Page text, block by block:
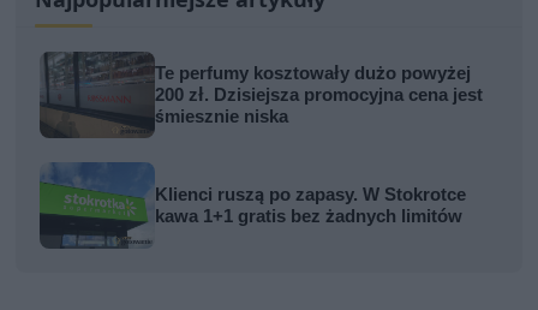
Te perfumy kosztowały dużo powyżej
200 zł. Dzisiejsza promocyjna cena jest
śmiesznie niska
Klienci ruszą po zapasy. W Stokrotce
kawa 1+1 gratis bez żadnych limitów